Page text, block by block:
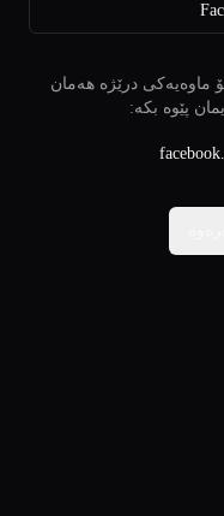
ماوەیەکی درێژە هەمان
پێوە بکە: